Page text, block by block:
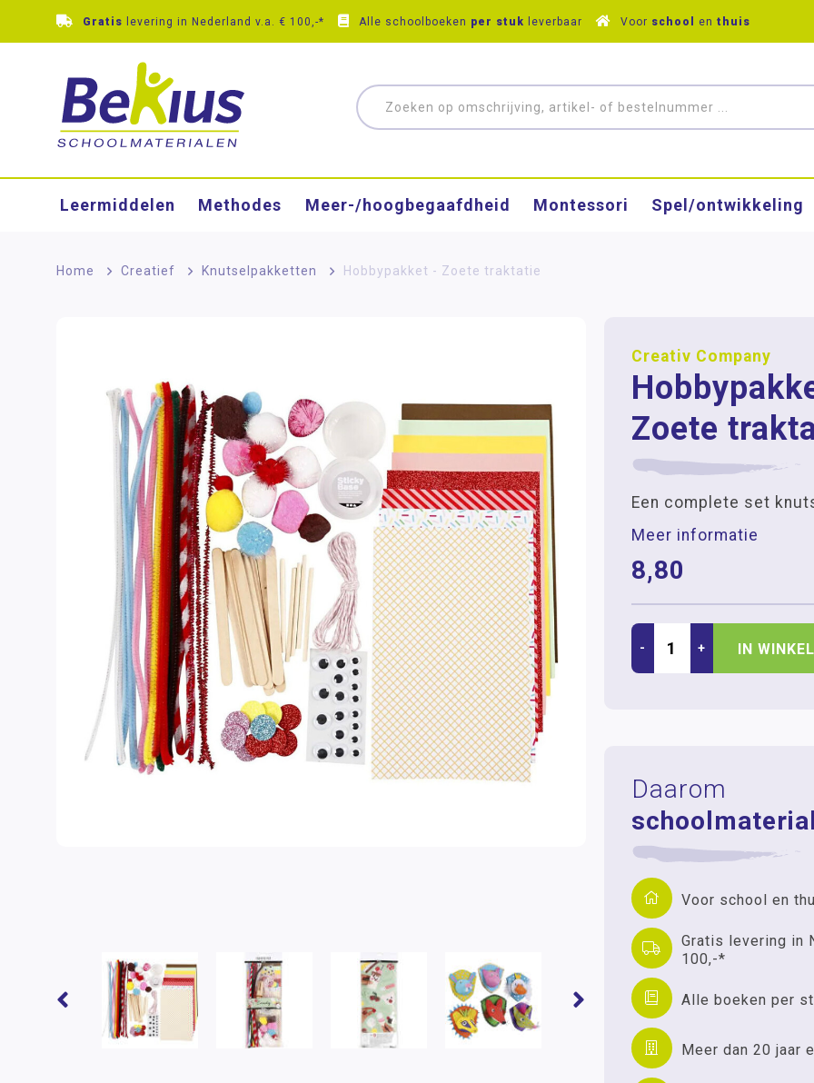
Gratis levering in Nederland v.a. € 100,-* Alle schoolboeken per stuk leverbaar Voor school en thuis
Leermiddelen Methodes Meer-/hoog­begaafdheid Montessori Spel/ontwikkeling
Home > Creatief > Knutselpakketten > Hobbypakket - Zoete traktatie
Creativ Company
Zoete
Een complete set
Meer informatie
8,80
- + IN
Daarom
Voor school en
Gratis levering in
100,-*
Alle boeken per
Meer dan 20 jaar